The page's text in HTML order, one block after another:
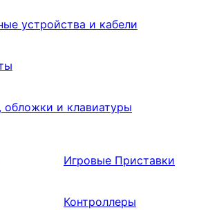
устройства и кабели
обложки и клавиатуры
Игровые Приставки
Контроллеры